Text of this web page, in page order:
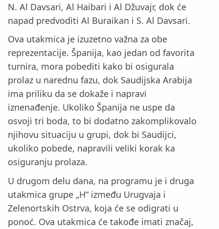
N. Al Davsari, Al Haibari i Al Džuvajr, dok će
napad predvoditi Al Buraikan i S. Al Davsari.
Ova utakmica je izuzetno važna za obe
reprezentacije. Španija, kao jedan od favorita
turnira, mora pobediti kako bi osigurala
prolaz u narednu fazu, dok Saudijska Arabija
ima priliku da se dokaže i napravi
iznenađenje. Ukoliko Španija ne uspe da
osvoji tri boda, to bi dodatno zakomplikovalo
njihovu situaciju u grupi, dok bi Saudijci,
ukoliko pobede, napravili veliki korak ka
osiguranju prolaza.
U drugom delu dana, na programu je i druga
utakmica grupe „H“ između Urugvaja i
Zelenortskih Ostrva, koja će se odigrati u
ponoć. Ova utakmica će takođe imati značaj,